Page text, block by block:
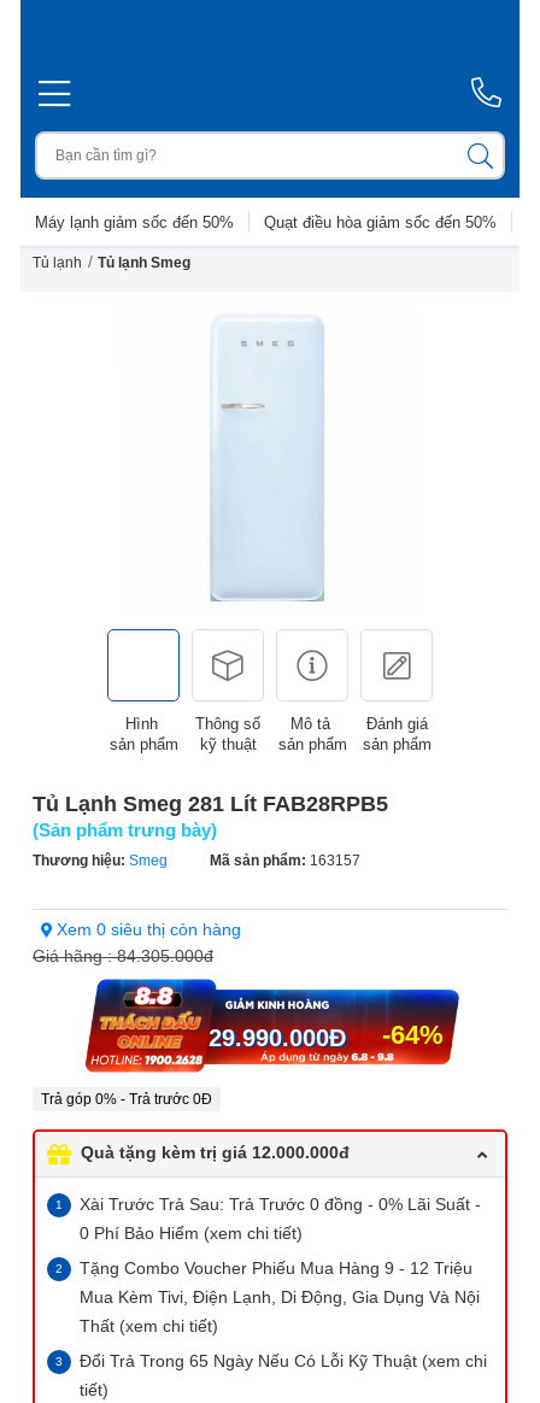
Máy lạnh giảm sốc đến 50% Quạt điều hòa giảm sốc đến 50%
Tủ lạnh / Tủ lạnh Smeg
Hình
sản phẩm
Thông số
kỹ thuật
Mô tả
sản phẩm
Đánh giá
sản phẩm
Tủ Lạnh Smeg 281 Lít FAB28RPB5
(Sản phẩm trưng bày)
Thương hiệu: Smeg Mã sản phẩm: 163157
Xem 0 siêu thị còn hàng
Giá hãng :84.305.000đ
-64%
29.990.000Đ
Trả góp 0% - Trả trước 0Đ
Quà tặng kèm trị giá 12.000.000đ
Xài Trước Trả Sau: Trả Trước 0 đồng - 0% Lãi Suất -
0 Phí Bảo Hiểm (xem chi tiết)
Tặng Combo Voucher Phiếu Mua Hàng 9 - 12 Triệu
Mua Kèm Tivi, Điện Lạnh, Di Động, Gia Dụng Và Nội
Thất (xem chi tiết)
Đổi Trả Trong 65 Ngày Nếu Có Lỗi Kỹ Thuật (xem chi
tiết)